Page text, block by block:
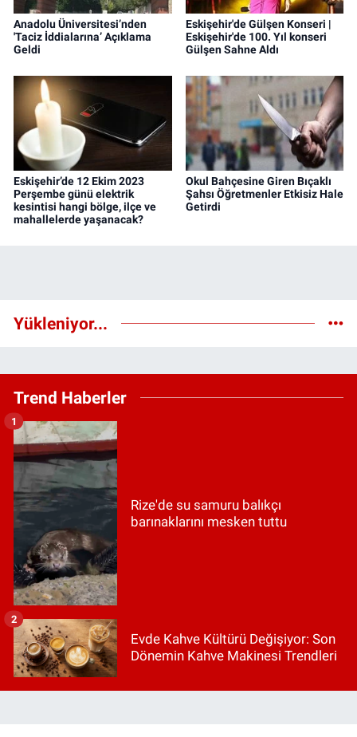
Anadolu Üniversitesi’nden
'Taciz İddialarına’ Açıklama
Geldi
Eskişehir'de Gülşen Konseri |
Eskişehir'de 100. Yıl konseri
Gülşen Sahne Aldı
Eskişehir’de 12 Ekim 2023
Perşembe günü elektrik
kesintisi hangi bölge, ilçe ve
mahallelerde yaşanacak?
Okul Bahçesine Giren Bıçaklı
Şahsı Öğretmenler Etkisiz Hale
Getirdi
Yükleniyor...
Trend Haberler
Rize'de su samuru balıkçı
barınaklarını mesken tuttu
1
Evde Kahve Kültürü Değişiyor: Son
Dönemin Kahve Makinesi Trendleri
2